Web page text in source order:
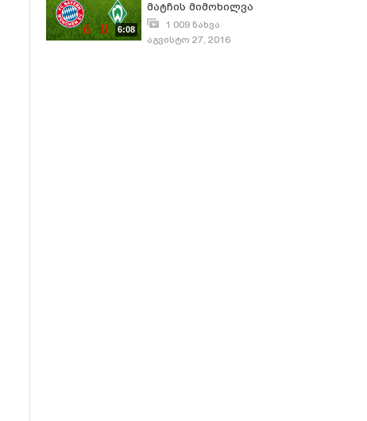
6:08
მატჩის მიმოხილვა
გოლები და საუკეთესო
მომენტები!
1 009 ნახვა
აგვისტო 27, 2016